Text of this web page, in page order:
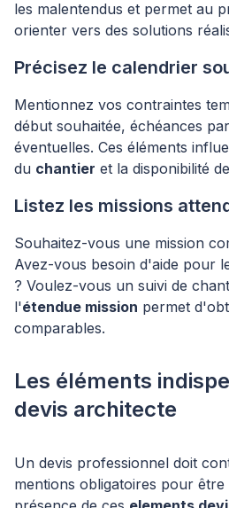
les malentendus et permet au
orienter vers des solutions
Précisez le calendrier
Mentionnez vos contraintes
début souhaitée, échéances
éventuelles. Ces éléments
du chantier et la disponibilité
Listez les missions
Souhaitez-vous une mission
Avez-vous besoin d'aide pour
? Voulez-vous un suivi de
l'étendue mission permet
comparables.
Les éléments
devis architecte
Un devis professionnel doit
mentions obligatoires pour être